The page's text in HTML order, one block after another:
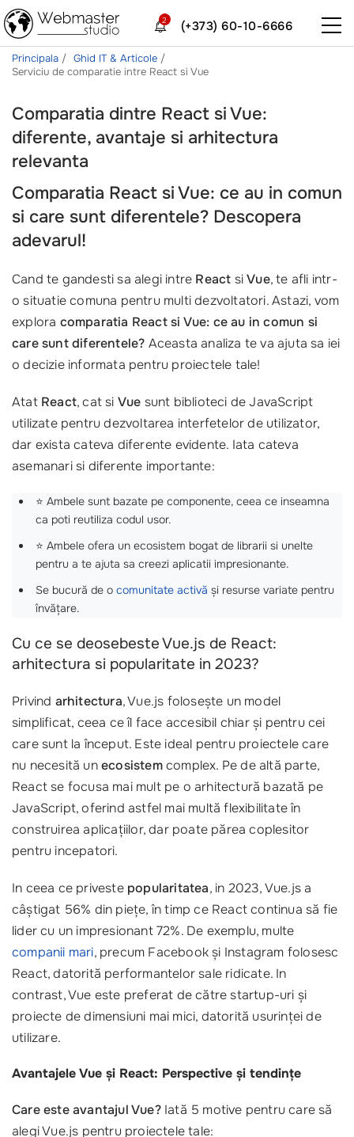
(+373) 60-10-6666
2
Principala
Ghid IT & Articole
Serviciu de comparatie intre React si Vue
Comparatia dintre React si Vue:
diferente, avantaje si arhitectura
relevanta
Comparatia React si Vue: ce au in comun
si care sunt diferentele? Descopera
adevarul!
Cand te gandesti sa alegi intre React siVue, te afli intr-
o situatie comuna pentru multi dezvoltatori. Astazi, vom
explora comparatia React si Vue: ce au in comun si
care sunt diferentele? Aceasta analiza te va ajuta sa iei
o decizie informata pentru proiectele tale!
Atat React, cat si Vue sunt biblioteci de JavaScript
utilizate pentru dezvoltarea interfetelor de utilizator,
dar exista cateva diferente evidente. Iata cateva
asemanari si diferente importante:
⭐ Ambele sunt bazate pe componente, ceea ce inseamna
ca poti reutiliza codul usor.
⭐ Ambele ofera un ecosistem bogat de librarii si unelte
pentru a te ajuta sa creezi aplicatii impresionante.
Se bucură de o comunitate activă și resurse variate pentru
învățare.
Cu ce se deosebeste Vue.js de React:
arhitectura si popularitate in 2023?
Privind arhitectura, Vue.js folosește un model
simplificat, ceea ce îl face accesibil chiar și pentru cei
care sunt la început. Este ideal pentru proiectele care
nu necesită unecosistemcomplex. Pe de altă parte,
React se focusa mai mult pe o arhitectură bazată pe
JavaScript, oferind astfel mai multă flexibilitate în
construirea aplicațiilor, dar poate părea coplesitor
pentru incepatori.
In ceea ce priveste popularitatea, in 2023, Vue.js a
câștigat 56% din piețe, în timp ce React continua să fie
lider cu un impresionant 72%. De exemplu, multe
companii mari, precum Facebook și Instagram folosesc
React, datorită performantelor sale ridicate. In
contrast, Vue este preferat de către startup-uri și
proiecte de dimensiuni mai mici, datorită usurinței de
utilizare.
Avantajele Vue și React: Perspective și tendințe
Care este avantajul Vue?Iată 5 motive pentru care să
alegi Vue.js pentru proiectele tale: